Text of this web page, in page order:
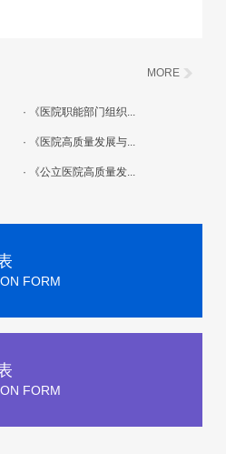
MORE
· 《医院职能部门组织...
· 《医院高质量发展与...
· 《公立医院高质量发...
FORM
FORM